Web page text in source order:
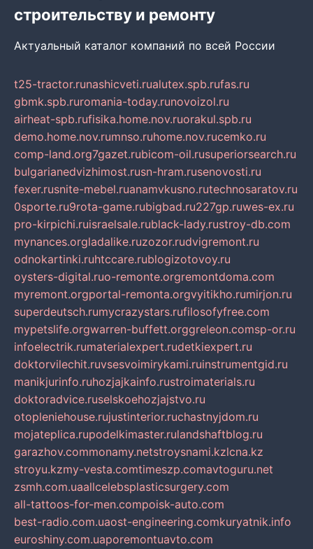
строительству и ремонту
Актуальный каталог компаний по всей России
t25-tractor.runashicveti.rualutex.spb.rufas.ru
gbmk.spb.ruromania-today.runovoizol.ru
airheat-spb.rufisika.home.nov.ruorakul.spb.ru
demo.home.nov.rumnso.ruhome.nov.rucemko.ru
comp-land.org7gazet.rubicom-oil.rusuperiorsearch.ru
bulgarianedvizhimost.rusn-hram.rusenovosti.ru
fexer.rusnite-mebel.ruanamvkusno.rutechnosaratov.ru
0sporte.ru9rota-game.rubigbad.ru227gp.ruwes-ex.ru
pro-kirpichi.ruisraelsale.rublack-lady.rustroy-db.com
mynances.orgladalike.ruzozor.rudvigremont.ru
odnokartinki.ruhtccare.rublogizotovoy.ru
oysters-digital.ruo-remonte.orgremontdoma.com
myremont.orgportal-remonta.orgvyitikho.rumirjon.ru
superdeutsch.rumycrazystars.rufilosofyfree.com
mypetslife.orgwarren-buffett.orggreleon.comsp-or.ru
infoelectrik.rumaterialexpert.rudetkiexpert.ru
doktorvilechit.ruvsesvoimirykami.ruinstrumentgid.ru
manikjurinfo.ruhozjajkainfo.rustroimaterials.ru
doktoradvice.ruselskoehozjajstvo.ru
otopleniehouse.rujustinterior.ruchastnyjdom.ru
mojateplica.rupodelkimaster.rulandshaftblog.ru
garazhov.commonamy.netstroysnami.kzlcna.kz
stroyu.kzmy-vesta.comtimeszp.comavtoguru.net
zsmh.com.uaallcelebsplasticsurgery.com
all-tattoos-for-men.compoisk-auto.com
best-radio.com.uaost-engineering.comkuryatnik.info
euroshiny.com.uaporemontuavto.com